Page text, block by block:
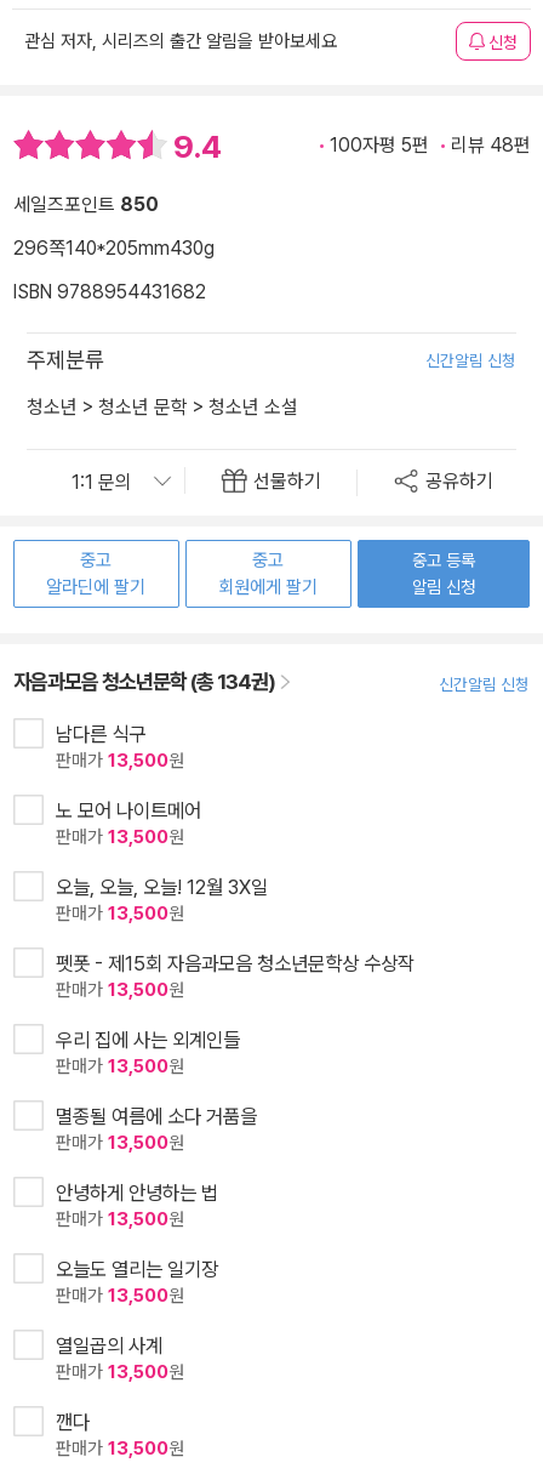
관심 저자, 시리즈의 출간 알림을 받아보세요 신청
9.4 100자평 5편 리뷰 48편
세일즈포인트 850
296쪽140*205mm430g
ISBN 9788954431682
주제분류 신간알림 신청
청소년 > 청소년 문학 > 청소년 소설
선물하기 공유하기
중고
알라딘에 팔기
중고
회원에게 팔기
중고 등록
알림 신청
자음과모음 청소년문학 (총 134권) 신간알림 신청
남다른 식구
판매가 13,500원
노 모어 나이트메어
판매가 13,500원
오늘, 오늘, 오늘! 12월 3X일
판매가 13,500원
펫폿 - 제15회 자음과모음 청소년문학상 수상작
판매가 13,500원
우리 집에 사는 외계인들
판매가 13,500원
멸종될 여름에 소다 거품을
판매가 13,500원
안녕하게 안녕하는 법
판매가 13,500원
오늘도 열리는 일기장
판매가 13,500원
열일곱의 사계
판매가 13,500원
깬다
판매가 13,500원